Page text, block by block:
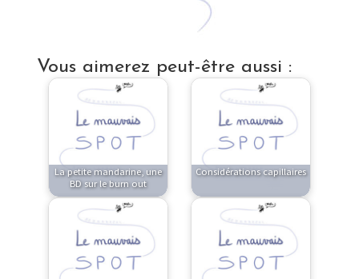
Vous aimerez peut-être aussi :
La petite mandarine, une
BD sur le burn out
Considérations capillaires